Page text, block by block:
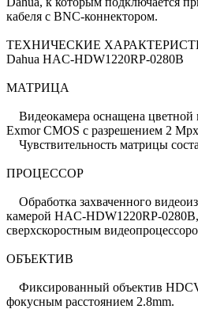
кабеля с BNC-коннектором.
ТЕХНИЧЕСКИЕ
Dahua HAC-HDW1220RP-0280B
МАТРИЦА
Видеокамера оснащена цветной
Exmor CMOS с разрешением 2
Чувствительность матрицы
ПРОЦЕССОР
Обработка захваченного
камерой HAC-HDW1220RP-
сверхскоростным
ОБЪЕКТИВ
Фиксированный объектив
фокусным расстоянием 2.8mm.